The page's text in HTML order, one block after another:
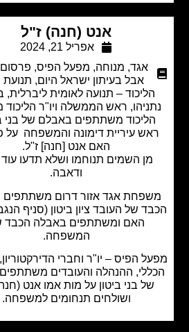
אנט (חנה) ז"ל
אפריל 21, 2024
אגד,מנוחה, מפעל הפיס,פרסום מודעת
אבל בעיתון ישראל היום,תנועת הליכוד
– תנועה לאומית ליברלית, בנימין
ראש הממשלה ויו"ר הליכוד מנהלת
משתתפים באבלם של בני ביטון,
עיריית דימונה והמשפחה על פטירת
האם אנט [חנה] ז"ל.
מן השמים תנוחמו ושלא תדעו עוד צער
אגד אזור דרום משתתפים באבלו
של העובד ציון ביטון (סניף הנגב) במות
האם ומשתתפים באבלה הכבד של
המשפחה.
הפיס – יו"ר וחברי הדירקטוריון, המנהל
ההנהלה והעובדים משתתפים באבלו
בני ביטון על מות אמו אנט (חנה) ז"ל
ושולחים תנחומים למשפחה.